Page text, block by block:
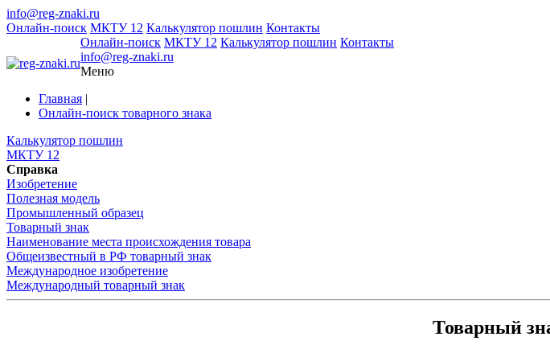
info@reg-znaki.ru
Онлайн-поиск МКТУ 12 Калькулятор пошлин Контакты
Онлайн-поиск МКТУ 12 Калькулятор пошлин Контакты
info@reg-znaki.ru
Меню
Главная |
Онлайн-поиск товарного знака
Калькулятор пошлин
МКТУ 12
Справка
Изобретение
Полезная модель
Промышленный образец
Товарный знак
Наименование места происхождения товара
Общеизвестный в РФ товарный знак
Международное изобретение
Международный товарный знак
Товарный